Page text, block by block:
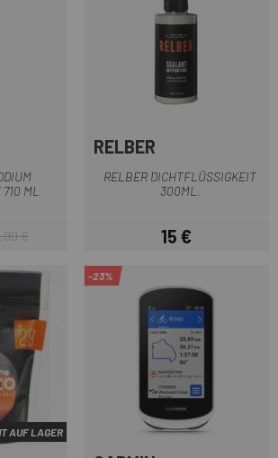
ML
Preis
€
RELBER
RELBER DICHTFLÜSSIGKEIT
300ML.
Preis
15 €
AUF LAGER
-23%